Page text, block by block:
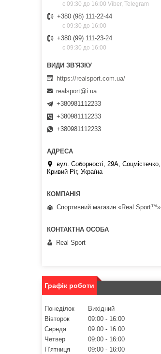
с 09:30 до 16:00 Viber, Telegram
+380 (98) 111-22-44
с 09:30 до 16:00
+380 (99) 111-23-24
с 09:30 до 16:00
https://realsport.com.ua/
realsport@i.ua
+380981112233
+380981112233
+380981112233
вул. Соборності, 29А, Соцмістечко,
Кривий Ріг, Україна
Спортивний магазин «Real Sport™»
Real Sport
Графік роботи
Понеділок
Вихідний
Вівторок
09:00
16:00
Середа
09:00
16:00
Четвер
09:00
16:00
Пʼятниця
09:00
16:00